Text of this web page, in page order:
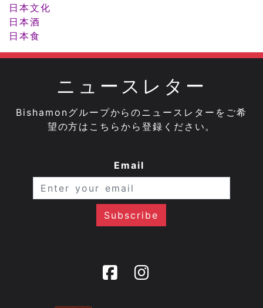
日本文化
日本酒
日本食
ニュースレター
Bishamonグループからのニュースレターをご希
望の方はこちらから登録ください。
Email